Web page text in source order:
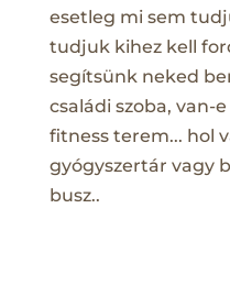
esetleg mi sem
tudjuk kihez kell
segítsünk neked
családi szoba, van-
fitness terem... hol
gyógyszertár vagy
busz..